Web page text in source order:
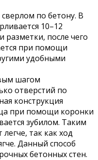
по бетону. В
10–12
разметки, после чего
при помощи
удобными
шагом
отверстий по
конструкция
при помощи коронки
зубилом. Таким
так как ход
Данный способ
бетонных стен.